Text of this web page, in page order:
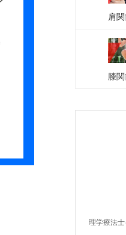
肩
膝
理学療法